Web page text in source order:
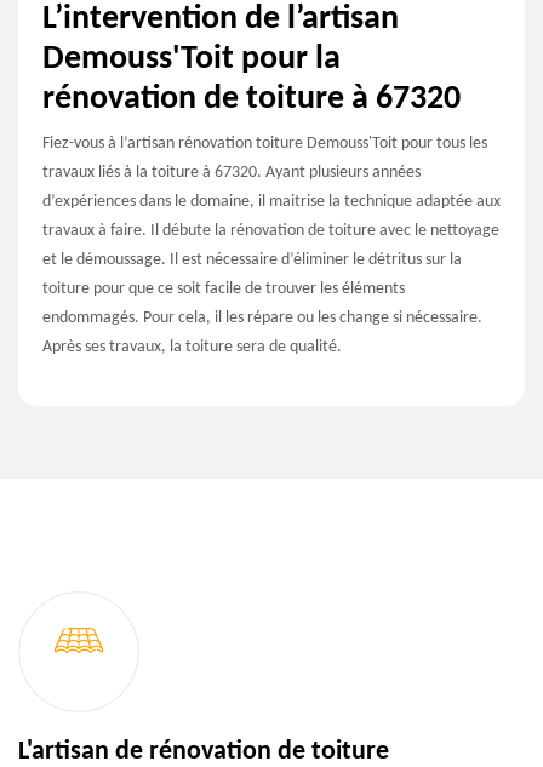
L’intervention de l’artisan
Demouss'Toit pour la
rénovation de toiture à 67320
Fiez-vous à l’artisan rénovation toiture Demouss'Toit pour tous les
travaux liés à la toiture à 67320. Ayant plusieurs années
d’expériences dans le domaine, il maitrise la technique adaptée aux
travaux à faire. Il débute la rénovation de toiture avec le nettoyage
et le démoussage. Il est nécessaire d’éliminer le détritus sur la
toiture pour que ce soit facile de trouver les éléments
endommagés. Pour cela, il les répare ou les change si nécessaire.
Après ses travaux, la toiture sera de qualité.
L'artisan de rénovation de toiture